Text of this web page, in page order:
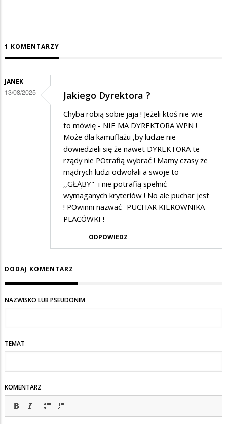
1 KOMENTARZY
JANEK
13/08/2025 Jakiego Dyrektora ?
Chyba robią sobie jaja ! Jeżeli ktoś nie wie
to mówię - NIE MA DYREKTORA WPN !
Może dla kamuflażu ,by ludzie nie
dowiedzieli się że nawet DYREKTORA te
rządy nie POtrafią wybrać ! Mamy czasy że
mądrych ludzi odwołali a swoje to
,,GŁĄBY" i nie potrafią spełnić
wymaganych kryteriów ! No ale puchar jest
! POwinni nazwać -PUCHAR KIEROWNIKA
PLACÓWKI !
ODPOWIEDZ
DODAJ KOMENTARZ
NAZWISKO LUB PSEUDONIM
TEMAT
KOMENTARZ